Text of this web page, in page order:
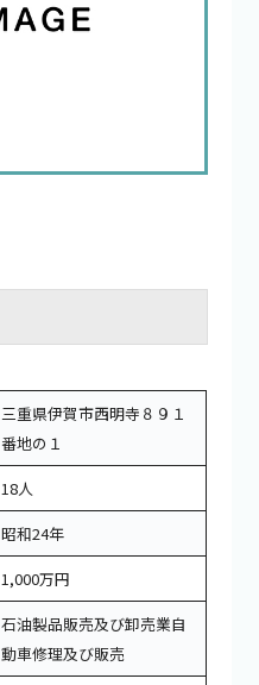
三重県伊賀市西明寺８９１
番地の１
18人
昭和24年
1,000万円
石油製品販売及び卸売業自
動車修理及び販売